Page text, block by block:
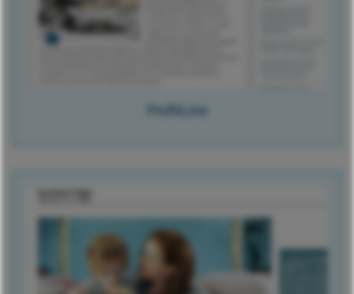
ProfitLine